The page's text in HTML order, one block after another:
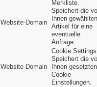
Website-Domain
Merkliste.
Speichert die
Ihnen gewählten
Artikel für eine
eventuelle
Anfrage.
Website-Domain
Cookie
Speichert die
Ihnen gesetzten
Cookie-
Einstellungen.